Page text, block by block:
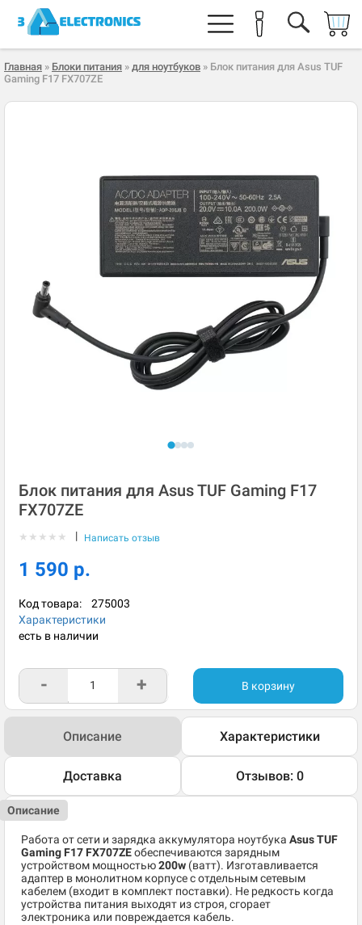
Главная » Блоки питания » для ноутбуков » Блок питания для Asus TUF
Gaming F17 FX707ZE
Блок питания для Asus TUF Gaming F17
FX707ZE
★ ★ ★ ★ ★ | Написать отзыв
1 590 р.
Код товара: 275003
Характеристики
есть в наличии
- + В корзину
Описание Характеристики
Доставка Отзывов: 0
Описание
Работа от сети и зарядка аккумулятора ноутбука Asus TUF
Gaming F17 FX707ZEобеспечиваются зарядным
устройством мощностью200w (ватт). Изготавливается
адаптер в монолитном корпусе с отдельным сетевым
кабелем (входит в комплект поставки). Не редкость когда
устройства питания выходят из строя, сгорает
электроника или повреждается кабель.